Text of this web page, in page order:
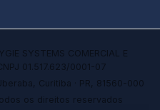
SYSTEMS COMERCIAL E
01.517.623/0001-07
Curitiba · PR, 81560-000
os direitos reservados